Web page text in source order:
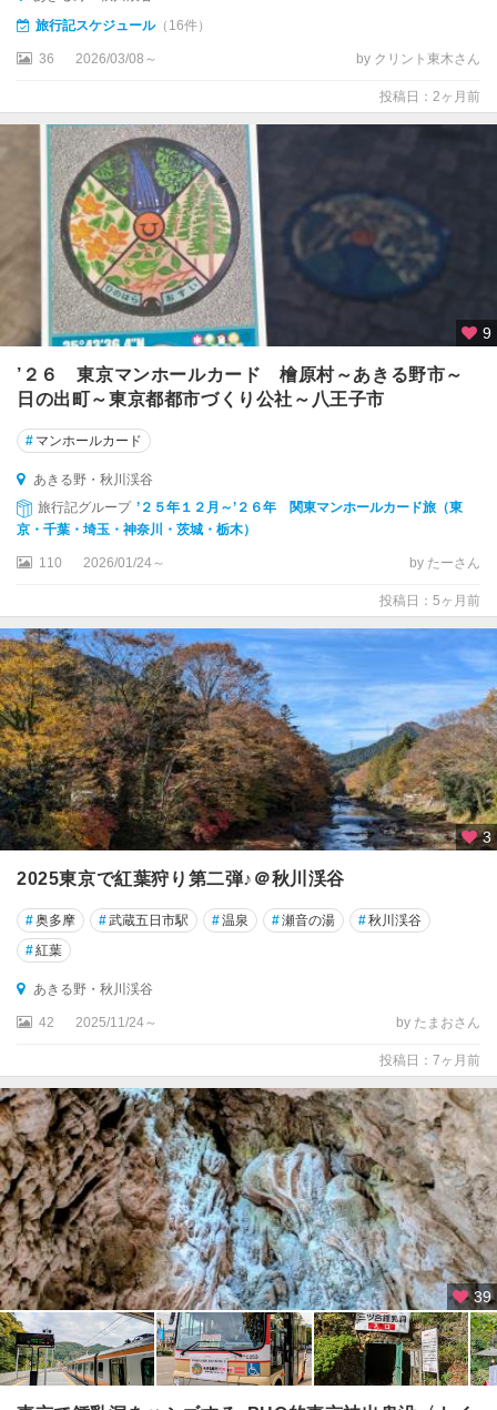
手
町
・
橋
京
カ
イ
リ
ー
新
宿
・
馬
場
・
四
ツ
谷
池
袋
・
鴨
・
目
白
京
ワ
ー
・
品
川
・
目
黒
六
本
木
・
赤
坂
旅行記スケジュール（16件）
36 2026/03/08～ by クリント東木さん
投稿日：2ヶ月前
9
’２６ 東京マンホールカード 檜原村～あきる野市～
日の出町～東京都都市づくり公社～八王子市
# マンホールカード
あきる野・秋川渓谷
旅行記グループ ’２５年１２月～’２６年 関東マンホールカード旅（東
京・千葉・埼玉・神奈川・茨城・栃木）
110 2026/01/24～ by たーさん
投稿日：5ヶ月前
3
2025東京で紅葉狩り第二弾♪＠秋川渓谷
#奥多摩 #武蔵五日市駅 #温泉 #瀬音の湯 #秋川渓谷
#紅葉
あきる野・秋川渓谷
42 2025/11/24～ by たまおさん
投稿日：7ヶ月前
39